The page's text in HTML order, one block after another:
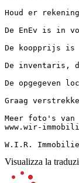
Houd er
De EnEv is in
De koopprijs is
De inventaris,
De opgegeven
Graag
Meer foto's van
www.wir-
W.I.R.
Visualizza la